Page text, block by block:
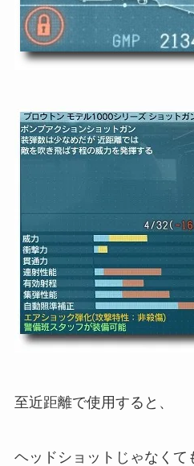
至近距離で使用すると、
ヘッドショットじゃなくて